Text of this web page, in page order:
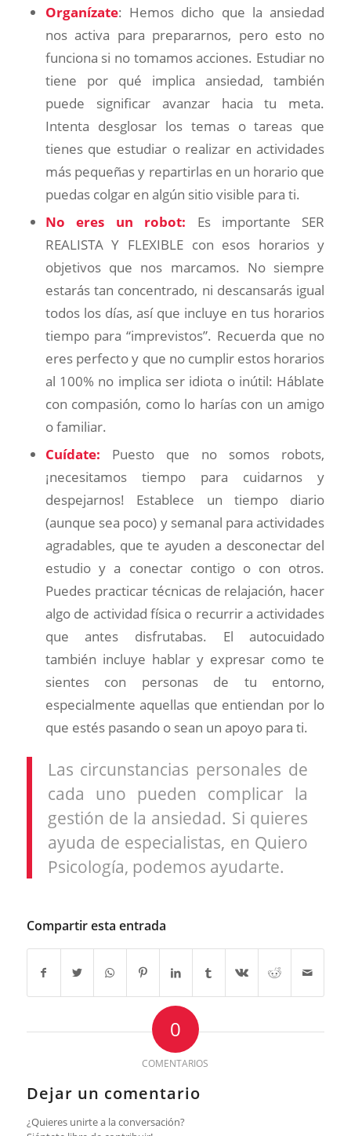
Organízate: Hemos dicho que la ansiedad
nos activa para prepararnos, pero esto no
funciona si no tomamos acciones. Estudiar no
tiene por qué implica ansiedad, también
puede significar avanzar hacia tu meta.
Intenta desglosar los temas o tareas que
tienes que estudiar o realizar en actividades
más pequeñas y repartirlas en un horario que
puedas colgar en algún sitio visible para ti.
No eres un robot: Es importante SER
REALISTA Y FLEXIBLE con esos horarios y
objetivos que nos marcamos. No siempre
estarás tan concentrado, ni descansarás igual
todos los días, así que incluye en tus horarios
tiempo para “imprevistos”. Recuerda que no
eres perfecto y que no cumplir estos horarios
al 100% no implica ser idiota o inútil: Háblate
con compasión, como lo harías con un amigo
o familiar.
Cuídate: Puesto que no somos robots,
¡necesitamos tiempo para cuidarnos y
despejarnos! Establece un tiempo diario
(aunque sea poco) y semanal para actividades
agradables, que te ayuden a desconectar del
estudio y a conectar contigo o con otros.
Puedes practicar técnicas de relajación, hacer
algo de actividad física o recurrir a actividades
que antes disfrutabas. El autocuidado
también incluye hablar y expresar como te
sientes con personas de tu entorno,
especialmente aquellas que entiendan por lo
que estés pasando o sean un apoyo para ti.
Las circunstancias personales de
cada uno pueden complicar la
gestión de la ansiedad. Si quieres
ayuda de especialistas, en Quiero
Psicología, podemos ayudarte.
Compartir esta entrada
0
COMENTARIOS
Dejar un comentario
¿Quieres unirte a la conversación?